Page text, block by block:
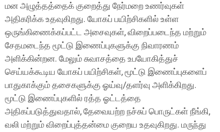
மன அழுத்தத்தைக் குறைத்து நேர்மறை உணர்வுகள்
அதிகரிக்க உதவுகிறது. யோகப் பயிற்சிகளில் உள்ள
ஒருங்கிணைக்கப்பட்ட அசைவுகள், விறைப்படைந்த மற்றும்
சேதமடைந்த மூட்டு இணைப்புகளுக்கு நிவாரணம்
அளிக்கின்றன. மேலும் சுவாசத்தை உபயோகித்துச்
செய்யக்கூடிய யோகப் பயிற்சிகள், மூட்டு இணைப்புகளைப்
பாதுகாக்கும் தசைகளுக்கு ஓய்வு/தளர்வு அளிக்கிறது.
மூட்டு இணைப்புகளில் ரத்த ஓட்டத்தை
அதிகப்படுத்துவதால், தேவையற்ற நச்சுப் பொருட்கள் நீங்கி,
வலி மற்றும் விறைப்புத்தன்மை குறைய உதவுகிறது. மருந்து